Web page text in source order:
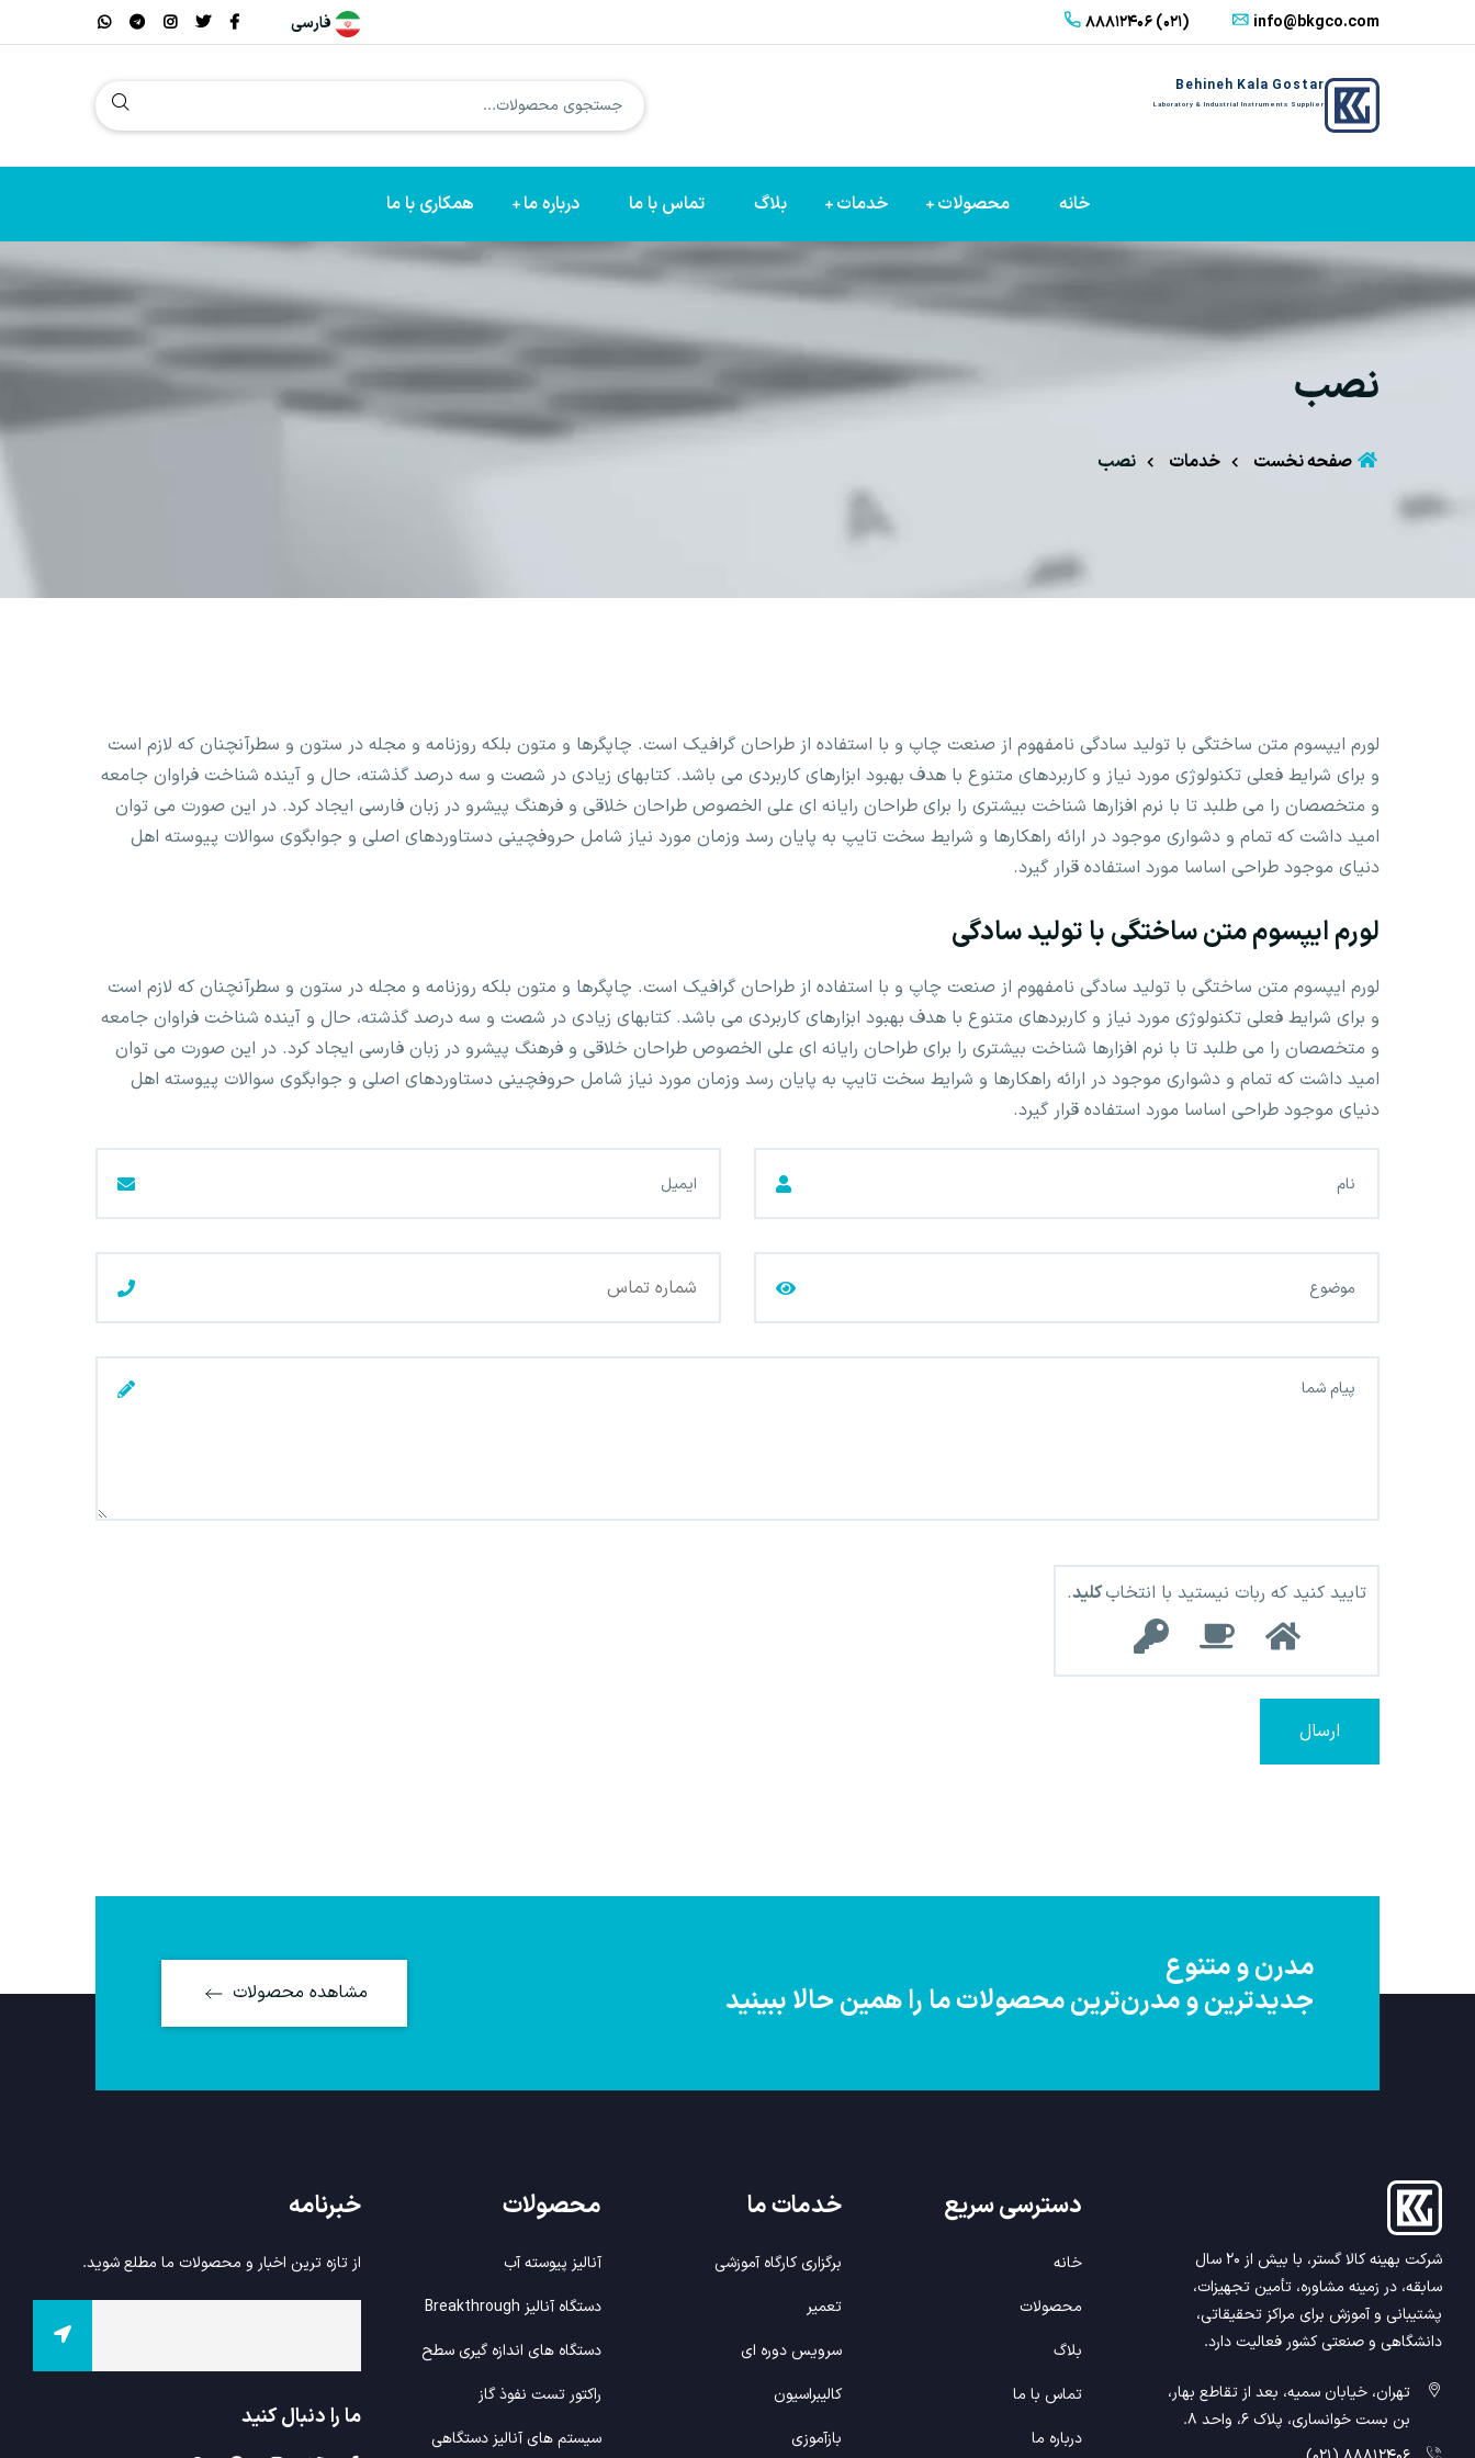
info@bkgco.com
88812406 (021) فارسی
Behineh Kala Gostar
Laboratory & Industrial Instruments Supplier
خانه محصولات خدمات بلاگ تماس با ما درباره ما همکاری با ما
نصب
صفحه نخست خدمات نصب
لورم ایپسوم متن ساختگی با تولید سادگی نامفهوم از صنعت چاپ و با استفاده از طراحان گرافیک است. چاپگرها و متون بلکه روزنامه و مجله در ستون و سطرآنچنان که لازم است
و برای شرایط فعلی تکنولوژی مورد نیاز و کاربردهای متنوع با هدف بهبود ابزارهای کاربردی می باشد. کتابهای زیادی در شصت و سه درصد گذشته، حال و آینده شناخت فراوان جامعه
و متخصصان را می طلبد تا با نرم افزارها شناخت بیشتری را برای طراحان رایانه ای علی الخصوص طراحان خلاقی و فرهنگ پیشرو در زبان فارسی ایجاد کرد. در این صورت می توان
امید داشت که تمام و دشواری موجود در ارائه راهکارها و شرایط سخت تایپ به پایان رسد وزمان مورد نیاز شامل حروفچینی دستاوردهای اصلی و جوابگوی سوالات پیوسته اهل
دنیای موجود طراحی اساسا مورد استفاده قرار گیرد.
لورم ایپسوم متن ساختگی با تولید سادگی
لورم ایپسوم متن ساختگی با تولید سادگی نامفهوم از صنعت چاپ و با استفاده از طراحان گرافیک است. چاپگرها و متون بلکه روزنامه و مجله در ستون و سطرآنچنان که لازم است
و برای شرایط فعلی تکنولوژی مورد نیاز و کاربردهای متنوع با هدف بهبود ابزارهای کاربردی می باشد. کتابهای زیادی در شصت و سه درصد گذشته، حال و آینده شناخت فراوان جامعه
و متخصصان را می طلبد تا با نرم افزارها شناخت بیشتری را برای طراحان رایانه ای علی الخصوص طراحان خلاقی و فرهنگ پیشرو در زبان فارسی ایجاد کرد. در این صورت می توان
امید داشت که تمام و دشواری موجود در ارائه راهکارها و شرایط سخت تایپ به پایان رسد وزمان مورد نیاز شامل حروفچینی دستاوردهای اصلی و جوابگوی سوالات پیوسته اهل
دنیای موجود طراحی اساسا مورد استفاده قرار گیرد.
تایید کنید که ربات نیستید با انتخابکلید.
ارسال
مدرن و متنوع
جدیدترین و مدرن‌ترین محصولات ما را همین حالا ببینید
مشاهده محصولات
شرکت بهینه کالا گستر، با بیش از ۲۰ سال
سابقه، در زمینه مشاوره، تأمین تجهیزات،
پشتیبانی و آموزش برای مراکز تحقیقاتی،
دانشگاهی و صنعتی کشور فعالیت دارد.
تهران، خیابان سمیه، بعد از تقاطع بهار،
بن بست خوانساری، پلاک 6، واحد 8.
دسترسیسریع
خانه
محصولات
بلاگ
تماس با ما
درباره ما
خدماتما
برگزاری کارگاه آموزشی
تعمیر
سرویس دوره ای
کالیبراسیون
بازآموزی
محصولات
آنالیز پیوسته آب
دستگاه آنالیز Breakthrough
دستگاه های اندازه گیری سطح
راکتور تست نفوذ گاز
سیستم های آنالیز دستگاهی
خبرنامه
از تازه ترین اخبار و محصولات ما مطلع شوید.
ما را دنبال کنید